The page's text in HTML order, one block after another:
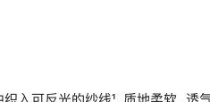
入可反光的纱线¹，质地柔软、透